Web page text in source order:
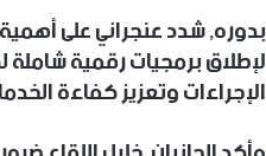
بدوره, شدد عنجراني على
لإطلاق برمجيات رقمية
الإجراءات وتعزيز كفاءة